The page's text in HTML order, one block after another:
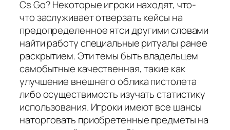
Cs Go? Некоторые игроки находят, что-
что заслуживает отверзать кейсы на
предопределенное ятси другими словами
найти работу специальные ритуалы ранее
раскрытием. Эти темы быть владельцем
самобытные качественная, такие как
улучшение внешнего облика пистолета
либо осуществимость изучать статистику
использования. Игроки имеют все шансы
наторговать приобретенные предметы на